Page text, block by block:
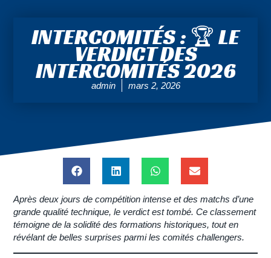
INTERCOMITÉS : 🏆 LE
VERDICT DES
INTERCOMITÉS 2026
admin mars 2, 2026
Après deux jours de compétition intense et des matchs d’une
grande qualité technique, le verdict est tombé. Ce classement
témoigne de la solidité des formations historiques, tout en
révélant de belles surprises parmi les comités challengers.